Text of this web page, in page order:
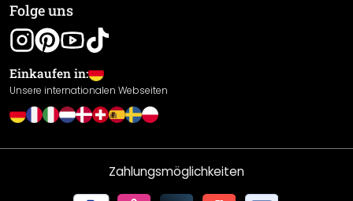
Gewährleistung
Leistungserklärung / CE-Zeichen
Cookie Einstellungen
Folge uns
Einkaufen in:
Unsere internationalen Webseiten
Zahlungsmöglichkeiten